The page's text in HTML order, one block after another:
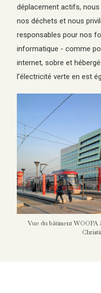
Vue du bâtiment WOOPA
déplacement actifs,
nos déchets et nous
responsables pour nos
informatique - comme
internet, sobre et
l’électricité verte en est